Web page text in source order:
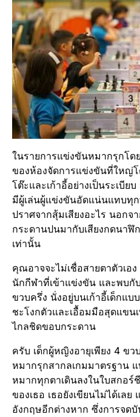
ในรายการแข่งขันหมากรุกโด
ของห้องจัดการแข่งขันที่ใหญ่โ
โต๊ะและเก้าอี้อย่างเป็นระเบี
มีผู้เล่นผู้แข่งขันอัดแน่นแทบทุ
ปราศจากสุ้มเสียงอะไร นอกจ
กระดานปนมากับเสียงกดนาฬิ
เท่านั้น
คุณอาจจะไม่เชื่อสายตาตัวเอ
นักกีฬาที่เข้าแข่งขัน และพบกั
ขวบครึ่ง นั่งอยู่บนเก้าอี้เด็กแ
ชะโงกตัวและเอื้อมมือสุดแขน
ไกลชิดขอบกระดาน
ครับ เด็กผู้หญิงอายุเพียง 4 ข
หมากรุกสากลเกมมาตรฐาน
หมากทุกตาเดินลงในใบสกอ
ของเธอ เธอยังเขียนไม่ได้เล
อังกฤษอีกต่างหาก ซึ่งการจด